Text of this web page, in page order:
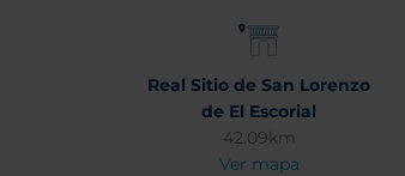
Real Sitio de San Lorenzo
de El Escorial
42.09km
Ver mapa